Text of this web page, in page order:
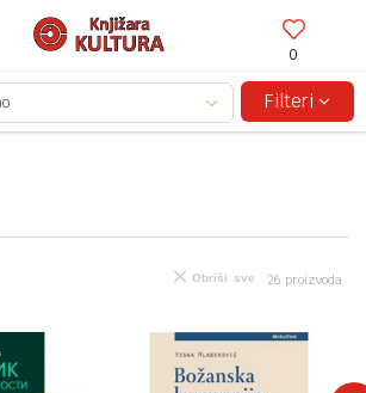
0
ISPORUKA ZA IZNOSE PREKO 150KM!
Filteri
26 proizvoda
Obriši sve